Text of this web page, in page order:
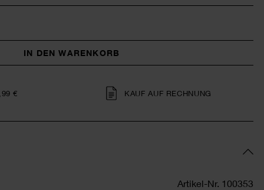
IN DEN WARENKORB
€ KAUF AUF RECHNUNG
Artikel-Nr. 100353